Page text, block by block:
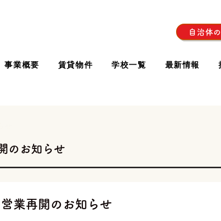
自治体
事業概要 賃貸物件 学校一覧 最新情報
のお知らせ
業再開のお知らせ